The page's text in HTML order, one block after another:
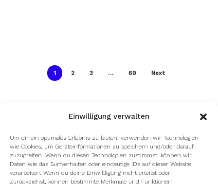
Einwilligung verwalten
Um dir ein optimales Erlebnis zu bieten, verwenden wir Technologien
wie Cookies, um Geräteinformationen zu speichern und/oder darauf
zuzugreifen. Wenn du diesen Technologien zustimmst, können wir
Daten wie das Surfverhalten oder eindeutige IDs auf dieser Website
verarbeiten. Wenn du deine Einwillligung nicht erteilst oder
zurückziehst, können bestimmte Merkmale und Funktionen
1 2 3 … 69 Next